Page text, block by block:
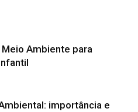
Ambiente para
importância e